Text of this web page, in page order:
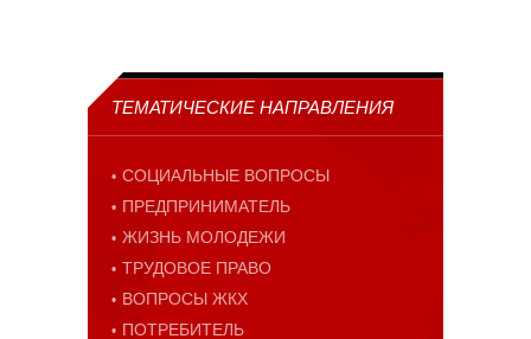
ТЕМАТИЧЕСКИЕ НАПРАВЛЕНИЯ
СОЦИАЛЬНЫЕ ВОПРОСЫ
ПРЕДПРИНИМАТЕЛЬ
ЖИЗНЬ МОЛОДЕЖИ
ТРУДОВОЕ ПРАВО
ВОПРОСЫ ЖКХ
ПОТРЕБИТЕЛЬ